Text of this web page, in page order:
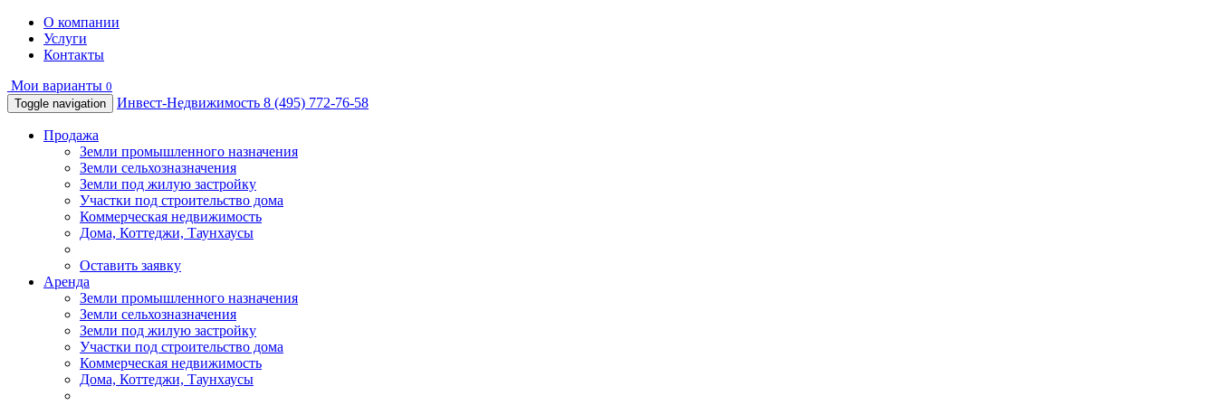
О компании
Услуги
Контакты
Мои варианты 0
Toggle navigation
Инвест-Недвижимость 8 (495) 772-76-58
Продажа
Земли промышленного назначения
Земли сельхозназначения
Земли под жилую застройку
Участки под строительство дома
Коммерческая недвижимость
Дома, Коттеджи, Таунхаусы
Оставить заявку
Аренда
Земли промышленного назначения
Земли сельхозназначения
Земли под жилую застройку
Участки под строительство дома
Коммерческая недвижимость
Дома, Коттеджи, Таунхаусы